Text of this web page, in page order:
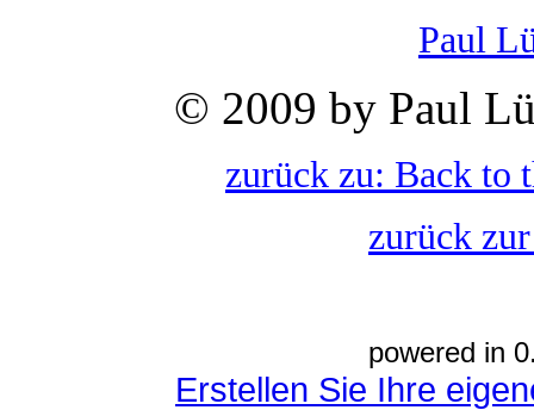
Paul
© 2009 by Paul
zurück zu: Back to
zurück
powered in
Erstellen Sie Ihre